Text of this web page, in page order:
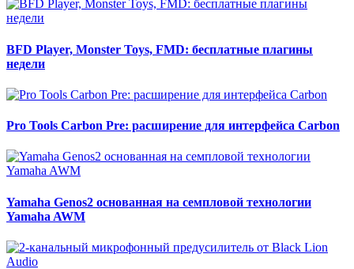
BFD Player, Monster Toys, FMD: бесплатные плагины
недели
Pro Tools Carbon Pre: расширение для интерфейса Carbon
Yamaha Genos2 основанная на семпловой технологии
Yamaha AWM